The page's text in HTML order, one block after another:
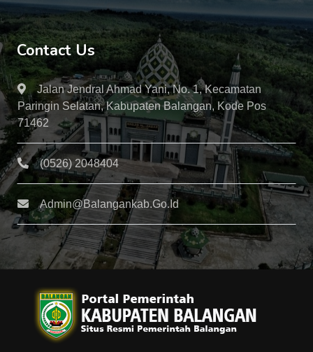
Contact Us
Jalan Jendral Ahmad Yani, No. 1, Kecamatan
Paringin Selatan, Kabupaten Balangan, Kode Pos
71462
(0526) 2048404
Admin@balangankab.go.id